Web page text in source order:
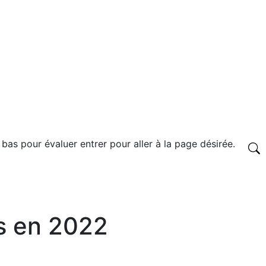
pour évaluer entrer pour aller à la page désirée.
en 2022